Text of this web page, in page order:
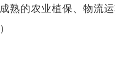
熟的农业植保、物流